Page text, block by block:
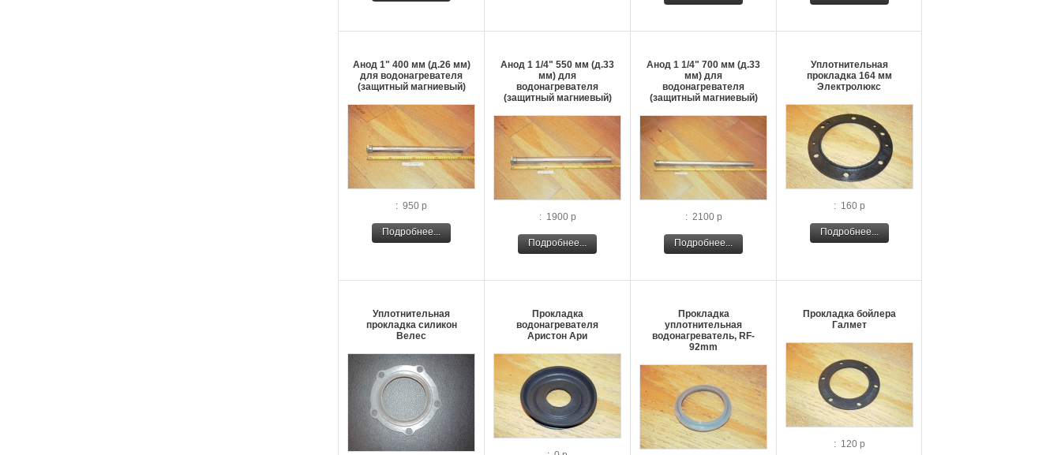
Анод 1" 400 мм (д.26 мм)
для водонагревателя
(защитный магниевый)
: 950 р
Подробнее...
Анод 1 1/4" 550 мм (д.33
мм) для
водонагревателя
(защитный магниевый)
: 1900 р
Подробнее...
Анод 1 1/4" 700 мм (д.33
мм) для
водонагревателя
(защитный магниевый)
: 2100 р
Подробнее...
Уплотнительная
прокладка 164 мм
Электролюкс
: 160 р
Подробнее...
Уплотнительная
прокладка силикон
Велес
Прокладка
водонагревателя
Аристон Ари
Прокладка
уплотнительная
водонагреватель, RF-
92mm
Прокладка бойлера
Галмет
: 120 р